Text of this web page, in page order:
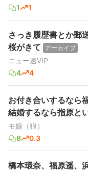
1
1
さっき履歴書とか郵
桜がきて
アーカイブ
ニュー速VIP
4
4
お付き合いするなら
結婚するなら指原と
モ娘（狼）
8
0.3
橋本環奈、福原遥、